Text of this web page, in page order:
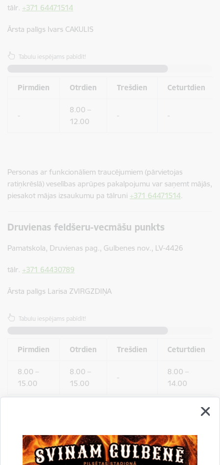
tālr. +371 64471514
Ārsta palīgs Ivars CAKULIS
Tabulu iespējams pabīdīt!
Pirmdien Otrdien Trešdien Ceturtdien
-
8.00 –
12.00
- -
Personas ar funkcionāliem traucējumiem (pārvietojas
ratiņkrēslā) veselības aprūpes pakalpojumu var saņemt mājās,
piesakot mājas izsaukumu pa tālruni +371 64471514.
Druvienas feldšeru-vecmāšu punkts
Pamatskola, Druvienas pag., Gulbenes nov., LV-4426
tālr. +371 64430789
Ārsta palīgs Larisa ZVIRGZDIŅA
Tabulu iespējams pabīdīt!
Pirmdien Otrdien Trešdien Ceturtdien
8.00 –
15.00
8.00 –
15.00
-
8.00 –
14.00
Galgauskas feldšeru-vecmāšu punkts
Skolas iela 5, Galgauskas pag., Gulbenes nov., LV-4426